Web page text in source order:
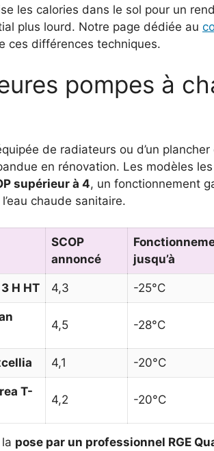
les calories dans le sol pour un
plus lourd. Notre page dédiée au
ces différences techniques.
pompes à
de radiateurs ou d’un
en rénovation. Les modèles
supérieur à 4, un fonctionnement
chaude sanitaire.
SCOP
annoncé
jusqu’à
H HT 4,3 -25°C
4,5 -28°C
4,1 -20°C
T-
4,2 -20°C
pose par un professionnel RGE